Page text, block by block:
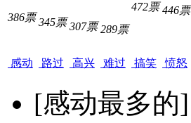
386票
感动
345票
路过
307票
高兴
289票
难过
472票
搞笑
446票
愤怒
[感动最多的]